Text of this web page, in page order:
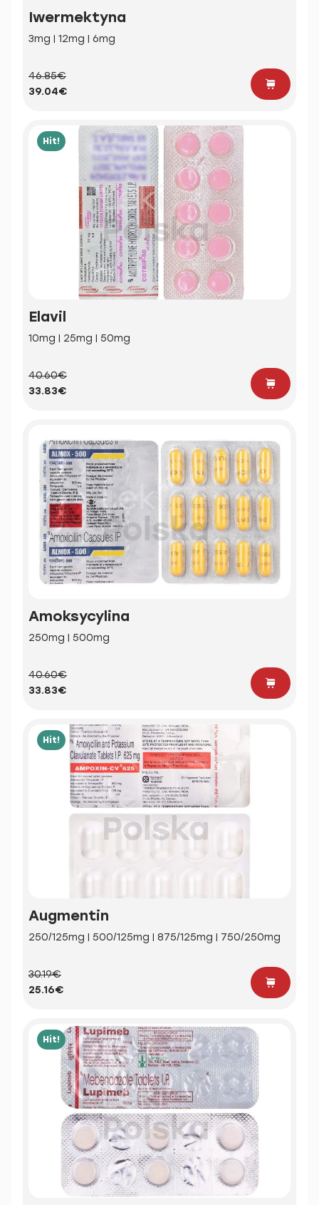
Iwermektyna
3mg | 12mg | 6mg
46.85€
39.04€
Hit!
Elavil
10mg | 25mg | 50mg
40.60€
33.83€
Amoksycylina
250mg | 500mg
40.60€
33.83€
Hit!
Augmentin
250/125mg | 500/125mg | 875/125mg | 750/250mg
30.19€
25.16€
Hit!